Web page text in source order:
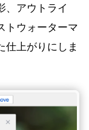
、アウトライ
トウォーターマ
仕上がりにしま